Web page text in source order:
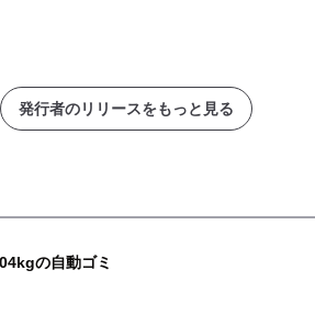
発行者のリリースをもっと見る
の自動ゴミ